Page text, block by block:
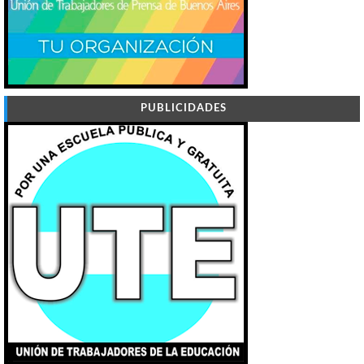
PUBLICIDADES